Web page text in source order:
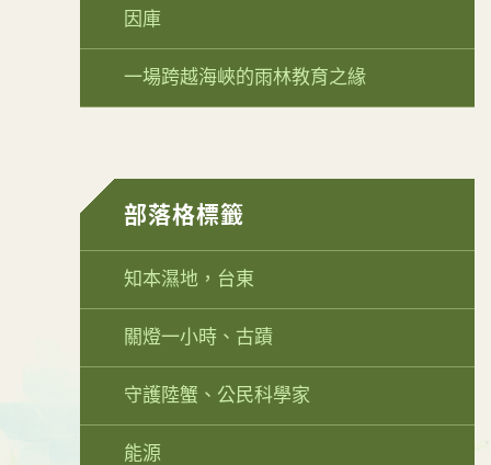
因庫
一場跨越海峽的雨林教育之緣
部落格標籤
知本濕地，台東
關燈一小時、古蹟
守護陸蟹、公民科學家
能源